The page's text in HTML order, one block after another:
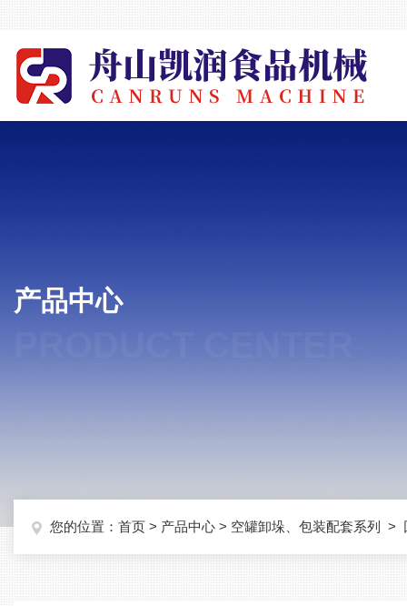
产品中心
您的位置： 首页 > 产品中心 > 空罐卸垛、包装配套系列 >